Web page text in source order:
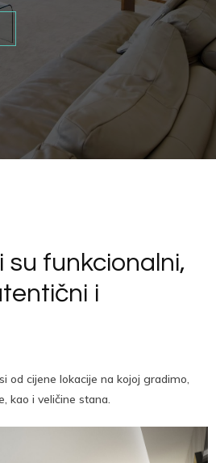
su funkcionalni,
i
od cijene lokacije na kojoj gradimo,
kao i veličine stana.